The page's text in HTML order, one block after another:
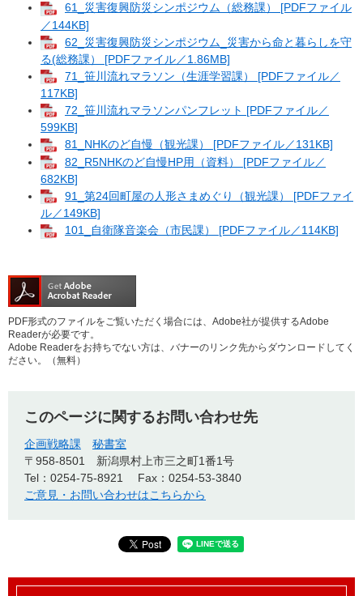
61_災害復興防災シンポジウム（総務課） [PDFファイル
／144KB]
62_災害復興防災シンポジウム_災害から命と暮らしを守
る(総務課） [PDFファイル／1.86MB]
71_笹川流れマラソン（生涯学習課） [PDFファイル／
117KB]
72_笹川流れマラソンパンフレット [PDFファイル／
599KB]
81_NHKのど自慢（観光課） [PDFファイル／131KB]
82_R5NHKのど自慢HP用（資料） [PDFファイル／
682KB]
91_第24回町屋の人形さまめぐり（観光課） [PDFファイ
ル／149KB]
101_自衛隊音楽会（市民課） [PDFファイル／114KB]
PDF形式のファイルをご覧いただく場合には、Adobe社が提供するAdobe
Readerが必要です。
Adobe Readerをお持ちでない方は、バナーのリンク先からダウンロードしてく
ださい。（無料）
このページに関するお問い合わせ先
企画戦略課
秘書室
〒958-8501
新潟県村上市三之町1番1号
Tel：0254-75-8921
Fax：0254-53-3840
ご意見・お問い合わせはこちらから